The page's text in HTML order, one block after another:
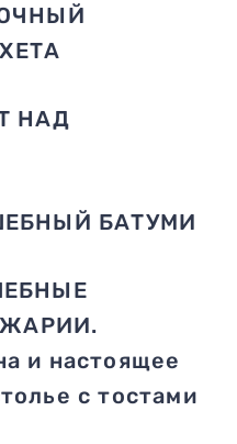
НАД
БАТУМИ
и настоящее
с тостами